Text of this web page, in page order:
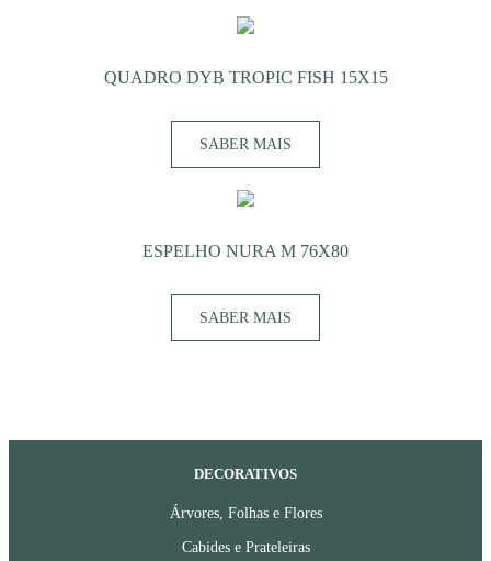
QUADRO DYB TROPIC FISH 15X15
SABER MAIS
ESPELHO NURA M 76X80
SABER MAIS
DECORATIVOS
Árvores, Folhas e Flores
Cabides e Prateleiras